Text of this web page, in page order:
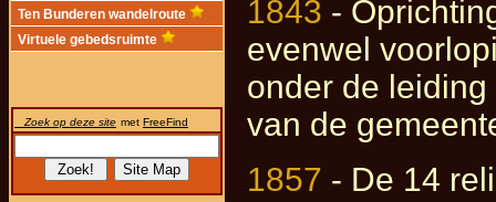
Ten Bunderen wandelroute
Virtuele gebedsruimte
Zoek op deze site met FreeFind
1843 -
evenwel
onder de
van de
1857 - De 14